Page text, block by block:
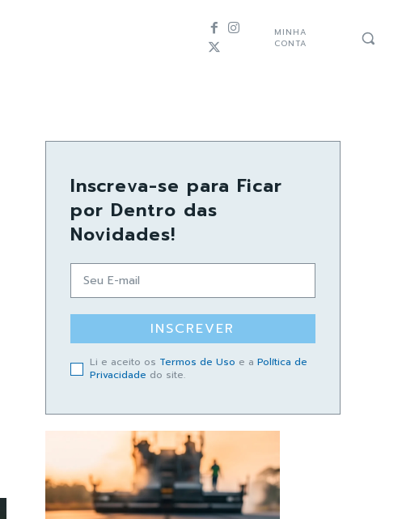
MINHA
CONTA
Inscreva-se para Ficar
por Dentro das
Novidades!
INSCREVER
Li e aceito os Termos de Uso e a Política de
Privacidade do site.